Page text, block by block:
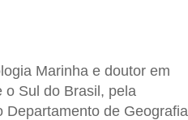
Marinha e doutor em
o Sul do Brasil, pela
de Geografia